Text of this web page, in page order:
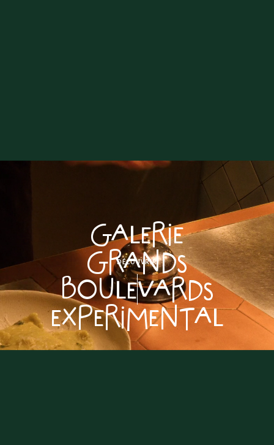
GALERIE
GRANDS
BOULEVARDS
EXPERIMENTAL
DÉCOUVRIR